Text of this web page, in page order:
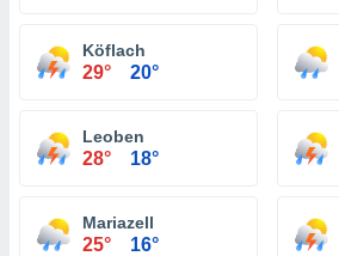
Köflach
29° 20°
Leoben
28° 18°
Mariazell
25° 16°